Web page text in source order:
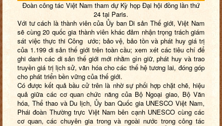
Đoàn công tác Việt Nam tham dự Kỳ họp Đại hội đồng lần thứ
24 tại Paris.
Với tư cách là thành viên của Ủy ban Di sản Thế giới, Việt Nam
sẽ cùng 20 quốc gia thành viên khác đảm nhận trọng trách giám
sát việc thực thi Công ước; bảo vệ, bảo tồn và phát huy giá trị
của 1.199 di sản thế giới trên toàn cầu; xem xét các tiêu chí để
ghi danh các di sản thế giới mới nhằm gìn giữ, phát huy và trao
truyền giá trị lịch sử, văn hóa cho các thế hệ tương lai, đóng góp
cho phát triển bền vững của thế giới.
Có được kết quả bầu cử trên là nhờ sự phối hợp chặt chẽ, hiệu
quả giữa các cơ quan chức năng của Bộ Ngoại giao, Bộ Văn
hóa, Thể thao và Du lịch, Ủy ban Quốc gia UNESCO Việt Nam,
Phái đoàn Thường trực Việt Nam bên cạnh UNESCO cùng các
cơ quan, các chuyên gia trong và ngoài nước trong công tác